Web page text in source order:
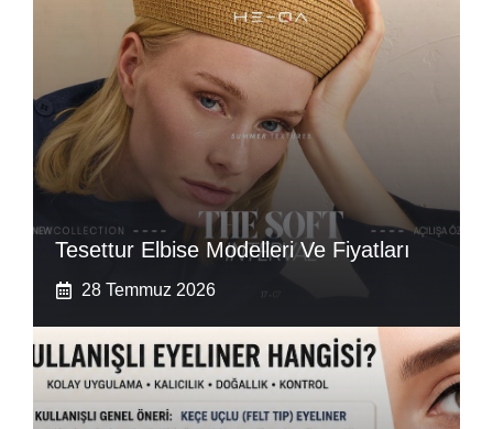
Tesettur Elbise Modelleri Ve Fiyatları
28 Temmuz 2026